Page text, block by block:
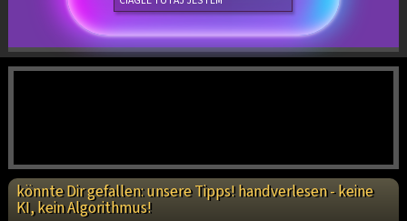
könnte Dir gefallen: unsere Tipps! handverlesen - keine
KI, kein Algorithmus!